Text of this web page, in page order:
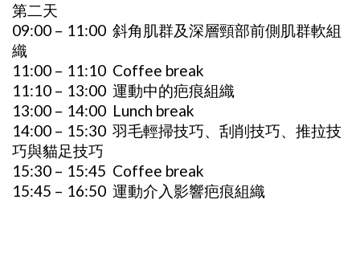
第二天
09:00 – 11:00 斜角肌群及深層頸部前側肌群軟組
織
11:00 – 11:10 Coffee break
11:10 – 13:00 運動中的疤痕組織
13:00 – 14:00 Lunch break
14:00 – 15:30 羽毛輕掃技巧、刮削技巧、推拉技
巧與貓足技巧
15:30 – 15:45 Coffee break
15:45 – 16:50 運動介入影響疤痕組織